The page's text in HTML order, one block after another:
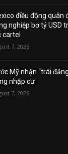
điều động quân
nghiệp bơ tỷ USD
cartel
7, 2026
Mỹ nhận “trái
nhập cư
7, 2026